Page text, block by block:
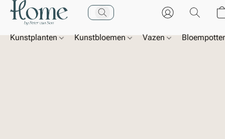
Kunstplanten Kunstbloemen Vazen